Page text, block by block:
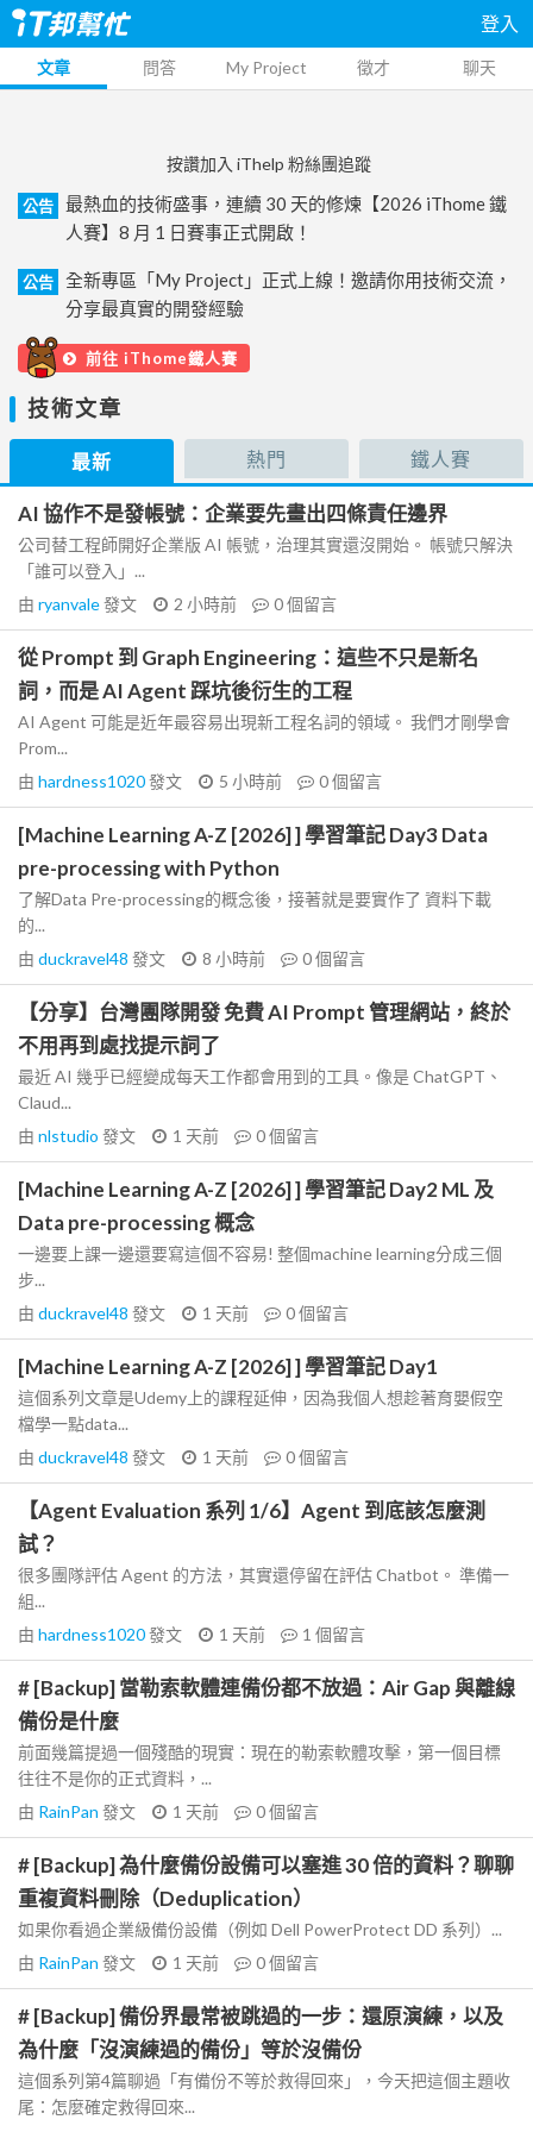
登入
文章 問答 My Project 徵才 聊天
按讚加入 iThelp 粉絲團追蹤
公告
最熱血的技術盛事，連續 30 天的修煉【2026 iThome 鐵
人賽】8 月 1 日賽事正式開啟！
公告
全新專區「My Project」正式上線！邀請你用技術交流，
分享最真實的開發經驗
前往 iThome鐵人賽
技術文章
最新 熱門 鐵人賽
AI 協作不是發帳號：企業要先畫出四條責任邊界
公司替工程師開好企業版 AI 帳號，治理其實還沒開始。 帳號只解決
「誰可以登入」...
由 ryanvale發文 2 小時前 0個留言
從 Prompt 到 Graph Engineering：這些不只是新名
詞，而是 AI Agent 踩坑後衍生的工程
AI Agent 可能是近年最容易出現新工程名詞的領域。 我們才剛學會
Prom...
由 hardness1020發文 5 小時前 0個留言
[Machine Learning A-Z [2026] ] 學習筆記 Day3 Data
pre-processing with Python
了解Data Pre-processing的概念後，接著就是要實作了 資料下載
的...
由 duckravel48 發文 8 小時前 0個留言
【分享】台灣團隊開發 免費 AI Prompt 管理網站，終於
不用再到處找提示詞了
最近 AI 幾乎已經變成每天工作都會用到的工具。像是 ChatGPT、
Claud...
由 nlstudio 發文 1 天前 0個留言
[Machine Learning A-Z [2026] ] 學習筆記 Day2 ML 及
Data pre-processing 概念
一邊要上課一邊還要寫這個不容易! 整個machine learning分成三個
步...
由 duckravel48 發文 1 天前 0個留言
[Machine Learning A-Z [2026] ] 學習筆記 Day1
這個系列文章是Udemy上的課程延伸，因為我個人想趁著育嬰假空
檔學一點data...
由 duckravel48 發文 1 天前 0個留言
【Agent Evaluation 系列 1/6】Agent 到底該怎麼測
試？
很多團隊評估 Agent 的方法，其實還停留在評估 Chatbot。 準備一
組...
由 hardness1020發文 1 天前 1 個留言
# [Backup] 當勒索軟體連備份都不放過：Air Gap 與離線
備份是什麼
前面幾篇提過一個殘酷的現實：現在的勒索軟體攻擊，第一個目標
往往不是你的正式資料，...
由 RainPan 發文 1 天前 0個留言
# [Backup] 為什麼備份設備可以塞進 30 倍的資料？聊聊
重複資料刪除（Deduplication）
如果你看過企業級備份設備（例如 Dell PowerProtect DD 系列）...
由 RainPan 發文 1 天前 0個留言
# [Backup] 備份界最常被跳過的一步：還原演練，以及
為什麼「沒演練過的備份」等於沒備份
這個系列第4篇聊過「有備份不等於救得回來」，今天把這個主題收
尾：怎麼確定救得回來...